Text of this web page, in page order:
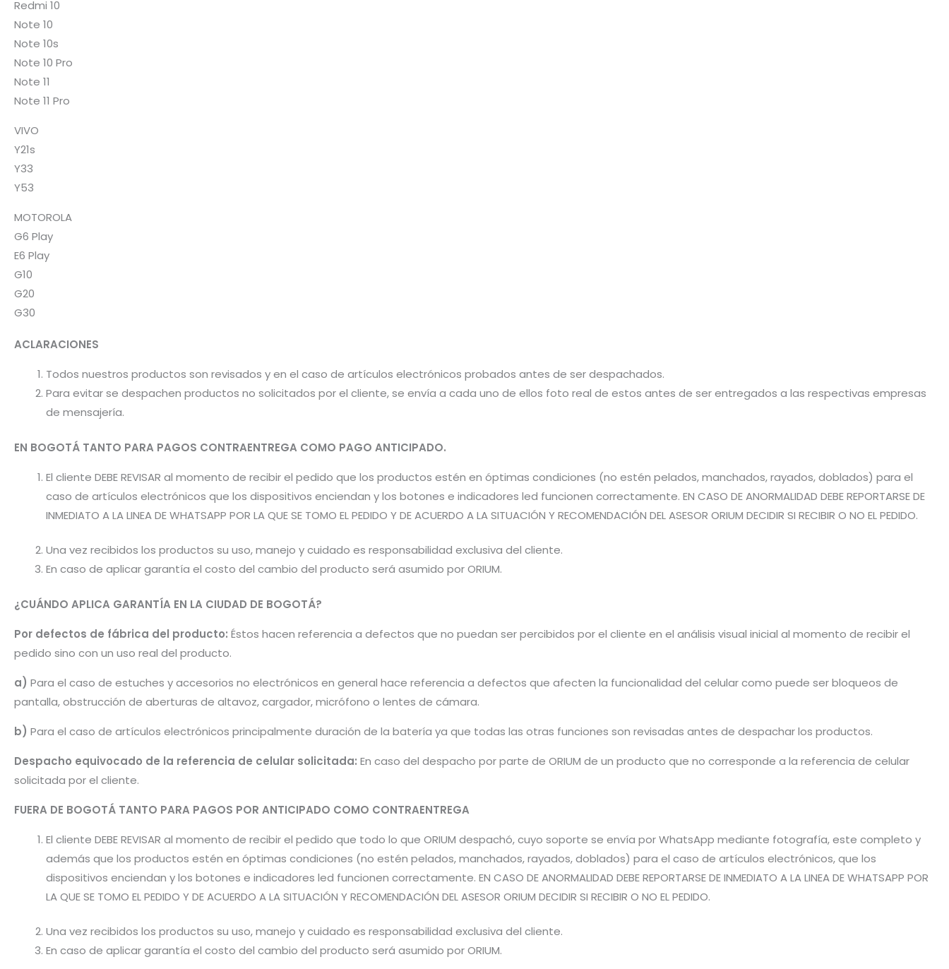
Redmi 10
Note 10
Note 10s
Note 10 Pro
Note 11
Note 11 Pro
VIVO
Y21s
Y33
Y53
MOTOROLA
G6 Play
E6 Play
G10
G20
G30
ACLARACIONES
Todos nuestros productos son revisados y en el caso de artículos electrónicos probados antes de ser despachados.
Para evitar se despachen productos no solicitados por el cliente, se envía a cada uno de ellos foto real de estos antes de ser entregados a las respectivas empresas
de mensajería.
EN BOGOTÁ TANTO PARA PAGOS CONTRAENTREGA COMO PAGO ANTICIPADO.
El cliente DEBE REVISAR al momento de recibir el pedido que los productos estén en óptimas condiciones (no estén pelados, manchados, rayados, doblados) para el
caso de artículos electrónicos que los dispositivos enciendan y los botones e indicadores led funcionen correctamente. EN CASO DE ANORMALIDAD DEBE REPORTARSE DE
INMEDIATO A LA LINEA DE WHATSAPP POR LA QUE SE TOMO EL PEDIDO Y DE ACUERDO A LA SITUACIÓN Y RECOMENDACIÓN DEL ASESOR ORIUM DECIDIR SI RECIBIR O NO EL PEDIDO.
Una vez recibidos los productos su uso, manejo y cuidado es responsabilidad exclusiva del cliente.
En caso de aplicar garantía el costo del cambio del producto será asumido por ORIUM.
¿CUÁNDO APLICA GARANTÍA EN LA CIUDAD DE BOGOTÁ?
Por defectos de fábrica del producto: Éstos hacen referencia a defectos que no puedan ser percibidos por el cliente en el análisis visual inicial al momento de recibir el
pedido sino con un uso real del producto.
a) Para el caso de estuches y accesorios no electrónicos en general hace referencia a defectos que afecten la funcionalidad del celular como puede ser bloqueos de
pantalla, obstrucción de aberturas de altavoz, cargador, micrófono o lentes de cámara.
b) Para el caso de artículos electrónicos principalmente duración de la batería ya que todas las otras funciones son revisadas antes de despachar los productos.
Despacho equivocado de la referencia de celular solicitada: En caso del despacho por parte de ORIUM de un producto que no corresponde a la referencia de celular
solicitada por el cliente.
FUERA DE BOGOTÁ TANTO PARA PAGOS POR ANTICIPADO COMO CONTRAENTREGA
El cliente DEBE REVISAR al momento de recibir el pedido que todo lo que ORIUM despachó, cuyo soporte se envía por WhatsApp mediante fotografía, este completo y
además que los productos estén en óptimas condiciones (no estén pelados, manchados, rayados, doblados) para el caso de artículos electrónicos, que los
dispositivos enciendan y los botones e indicadores led funcionen correctamente. EN CASO DE ANORMALIDAD DEBE REPORTARSE DE INMEDIATO A LA LINEA DE WHATSAPP POR
LA QUE SE TOMO EL PEDIDO Y DE ACUERDO A LA SITUACIÓN Y RECOMENDACIÓN DEL ASESOR ORIUM DECIDIR SI RECIBIR O NO EL PEDIDO.
Una vez recibidos los productos su uso, manejo y cuidado es responsabilidad exclusiva del cliente.
En caso de aplicar garantía el costo del cambio del producto será asumido por ORIUM.